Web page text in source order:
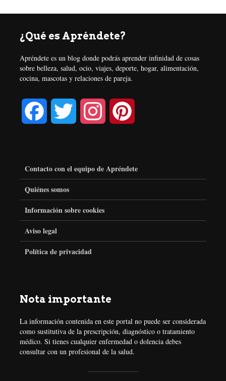
¿Qué es Apréndete?
Apréndete es un blog donde podrás aprender infinidad de cosas
sobre belleza, salud, ocio, viajes, deporte, hogar, alimentación,
cocina, mascotas y relaciones de pareja.
e
b
o
t
Contacto con el equipo de Apréndete
Quiénes somos
Información sobre cookies
Aviso legal
Política de privacidad
Nota importante
La información contenida en este portal no puede ser considerada
como sustitutiva de la prescripción, diagnóstico o tratamiento
médico. Si tienes cualquier enfermedad o dolencia debes
consultar con un profesional de la salud.